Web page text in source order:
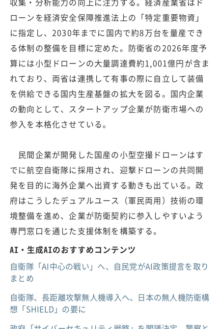
ローンを経済安全保障推進法上の「特定重要物資」
に指定し、2030年までに国内で約8万台を量産でき
る体制の整備を目標に定めた。防衛省の2026年度予
算には小型ドローンの大量調達費約1,001億円が含ま
れており、両省は連携して有事の際に自立して装備
を供給できる国内生産基盤の拡大を図る。国内企業
の動向として、スタートアップ企業が防衛市場への
参入を本格化させている。
民間企業が開発した国産の小型空撮ドローンはす
でに航空自衛隊に採用され、迎撃ドローンの共同開
発を目的に海外企業へ出資する動きも出ている。政
府はこうしたデュアルユース（軍民両用）技術の環
境整備を進め、企業が防衛契約に参入しやすいよう
専門窓口を通じた支援体制を構築する。
AI・生成AIのおすすめコンテンツ
自衛隊「AI中心の戦い」へ、自民党がAI政策提言を取り
まとめ
自衛隊、長距離攻撃無人機導入へ、日本の無人機防衛構
想「SHIELD」の要に